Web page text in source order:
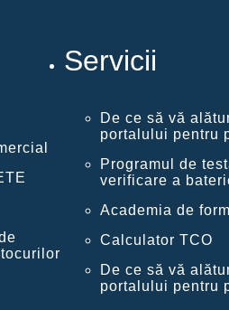
Servicii
De ce să vă
portalului pentru
Programul de
verificare a
Academia de
Calculator TCO
De ce să vă
portalului pentru